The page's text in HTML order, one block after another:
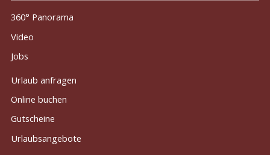
360° Panorama
Video
Jobs
Urlaub anfragen
Online buchen
Gutscheine
Urlaubsangebote